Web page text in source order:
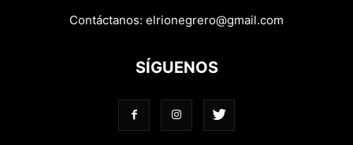
Contáctanos: elrionegrero@gmail.com
SÍGUENOS